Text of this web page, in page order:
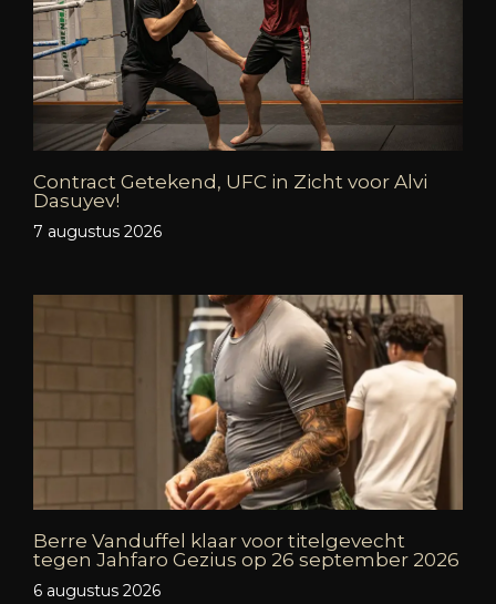
Contract Getekend, UFC in Zicht voor Alvi
Dasuyev!
7 augustus 2026
Berre Vanduffel klaar voor titelgevecht
tegen Jahfaro Gezius op 26 september 2026
6 augustus 2026